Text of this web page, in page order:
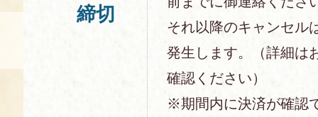
締切
それ以降のキャンセル
発生します。（詳細は
確認ください）
※期間内に決済が確認